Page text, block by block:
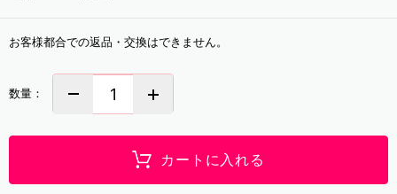
お客様都合での返品・交換はできません。
数量：
カートに入れる